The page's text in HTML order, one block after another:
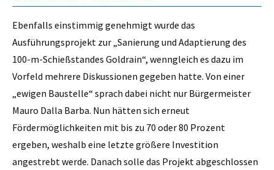
Ebenfalls einstimmig genehmigt wurde das
Ausführungsprojekt zur „Sanierung und Adaptierung des
100-m-Schießstandes Goldrain“, wenngleich es dazu im
Vorfeld mehrere Diskussionen gegeben hatte. Von einer
„ewigen Baustelle“ sprach dabei nicht nur Bürgermeister
Mauro Dalla Barba. Nun hätten sich erneut
Fördermöglichkeiten mit bis zu 70 oder 80 Prozent
ergeben, weshalb eine letzte größere Investition
angestrebt werde. Danach solle das Projekt abgeschlossen